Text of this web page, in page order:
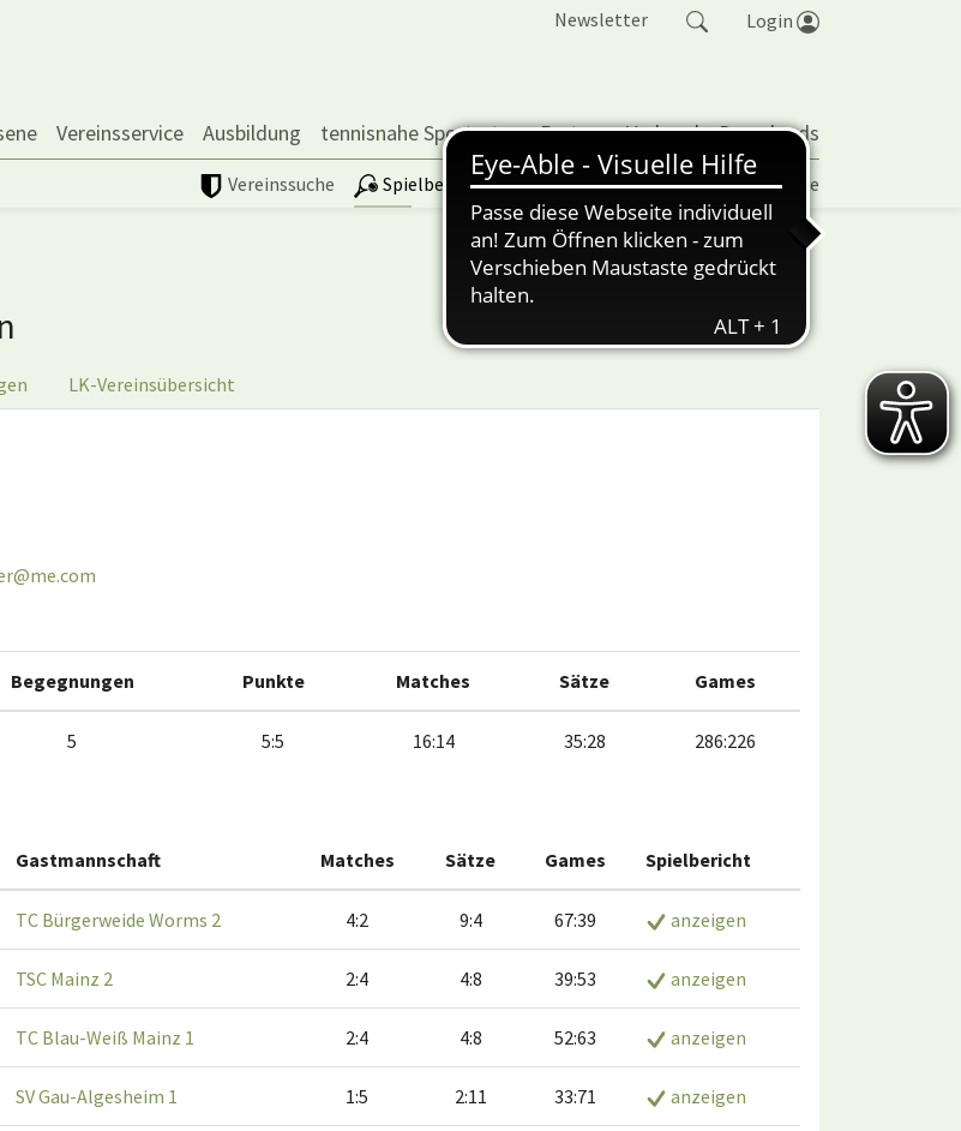
Newsletter Login
Vereinsservice Ausbildung tennisnahe Sportarten Partner Verband Downloads
Vereinssuche Spielbetrieb | TORP Vereinspokal Turniere
LK-Vereinsübersicht
Begegnungen Punkte Matches Sätze Games
5 5:5 16:14 35:28 286:226
Gastmannschaft Matches Sätze Games Spielbericht
TC Bürgerweide Worms 2 4:2 9:4 67:39 anzeigen
TSC Mainz 2 2:4 4:8 39:53 anzeigen
TC Blau-Weiß Mainz 1 2:4 4:8 52:63 anzeigen
SV Gau-Algesheim 1 1:5 2:11 33:71 anzeigen